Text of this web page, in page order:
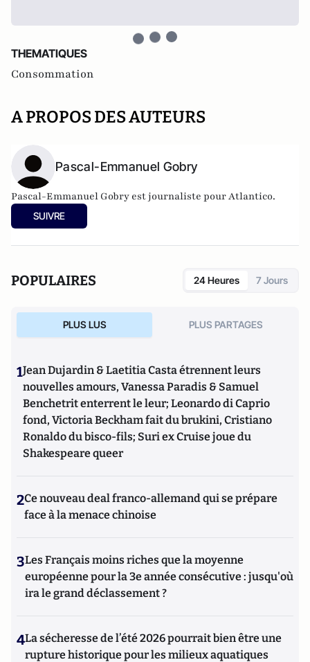
THEMATIQUES
Consommation
A PROPOS DES AUTEURS
Pascal-Emmanuel Gobry
Pascal-Emmanuel Gobry est journaliste pour Atlantico.
SUIVRE
POPULAIRES 24 Heures 7 Jours
PLUS LUS PLUS PARTAGES
1Jean Dujardin & Laetitia Casta étrennent leurs
nouvelles amours, Vanessa Paradis & Samuel
Benchetrit enterrent le leur; Leonardo di Caprio
fond, Victoria Beckham fait du brukini, Cristiano
Ronaldo du bisco-fils; Suri ex Cruise joue du
Shakespeare queer
2Ce nouveau deal franco-allemand qui se prépare
face à la menace chinoise
3Les Français moins riches que la moyenne
européenne pour la 3e année consécutive : jusqu'où
ira le grand déclassement ?
4La sécheresse de l’été 2026 pourrait bien être une
rupture historique pour les milieux aquatiques